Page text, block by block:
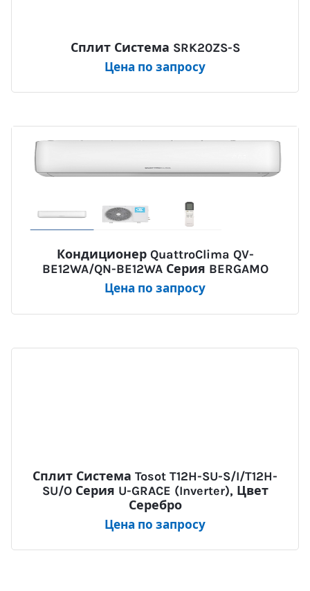
Сплит Система SRK20ZS-S
Цена по запросу
Кондиционер QuattroClima QV-
BE12WA/QN-BE12WA Серия BERGAMO
Цена по запросу
Сплит Система Tosot T12H-SU-S/I/T12H-
SU/O Серия U-GRACE (Inverter), Цвет
Серебро
Цена по запросу